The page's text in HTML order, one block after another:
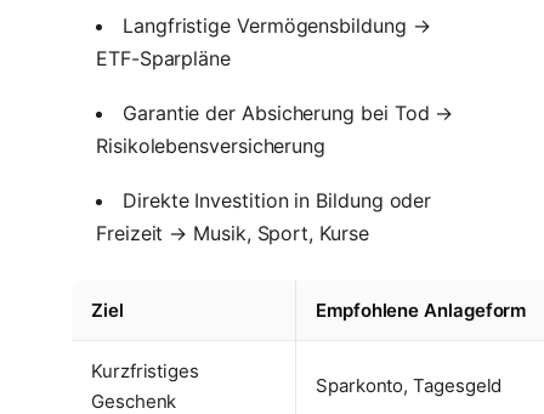
Langfristige Vermögensbildung →
ETF-Sparpläne
Garantie der Absicherung bei Tod →
Risikolebensversicherung
Direkte Investition in Bildung oder
Freizeit → Musik, Sport, Kurse
Ziel Empfohlene Anlageform
Kurzfristiges
Geschenk
Sparkonto, Tagesgeld